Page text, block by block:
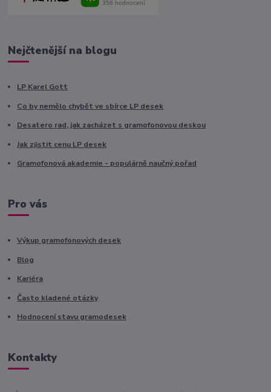
Nejčtenější na blogu
LP Karel Gott
Co by nemělo chybět ve sbírce LP desek
Desatero rad, jak zacházet s gramofonovou deskou
Jak zjistit cenu LP desek
Gramofonová akademie - populárně naučný pořad
Pro vás
Výkup gramofonových desek
Blog
Kariéra
Často kladené otázky
Hodnocení stavu gramodesek
Kontakty